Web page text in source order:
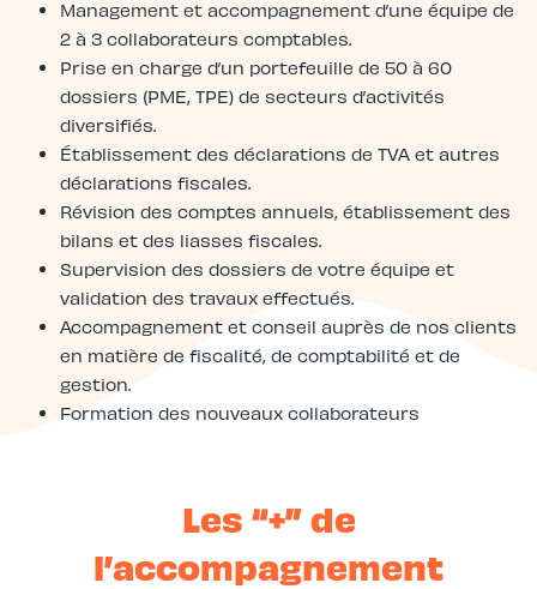
Management et accompagnement d’une équipe de
2 à 3 collaborateurs comptables.
Prise en charge d’un portefeuille de 50 à 60
dossiers (PME, TPE) de secteurs d’activités
diversifiés.
Établissement des déclarations de TVA et autres
déclarations fiscales.
Révision des comptes annuels, établissement des
bilans et des liasses fiscales.
Supervision des dossiers de votre équipe et
validation des travaux effectués.
Accompagnement et conseil auprès de nos clients
en matière de fiscalité, de comptabilité et de
gestion.
Formation des nouveaux collaborateurs
Les “+” de
l’accompagnement